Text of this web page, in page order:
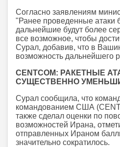
Согласно заявлениям
"Ранее проведенные атаки
дальнейшие будут более
все возможное, чтобы
Сурал, добавив, что в
возможность дальнейшего
CENTCOM: РАКЕТНЫЕ
СУЩЕСТВЕННО
Сурал сообщила, что
командованием США
также сделал оценки по
возможностей Ирана,
отправленных Ираном
значительно сократилось.